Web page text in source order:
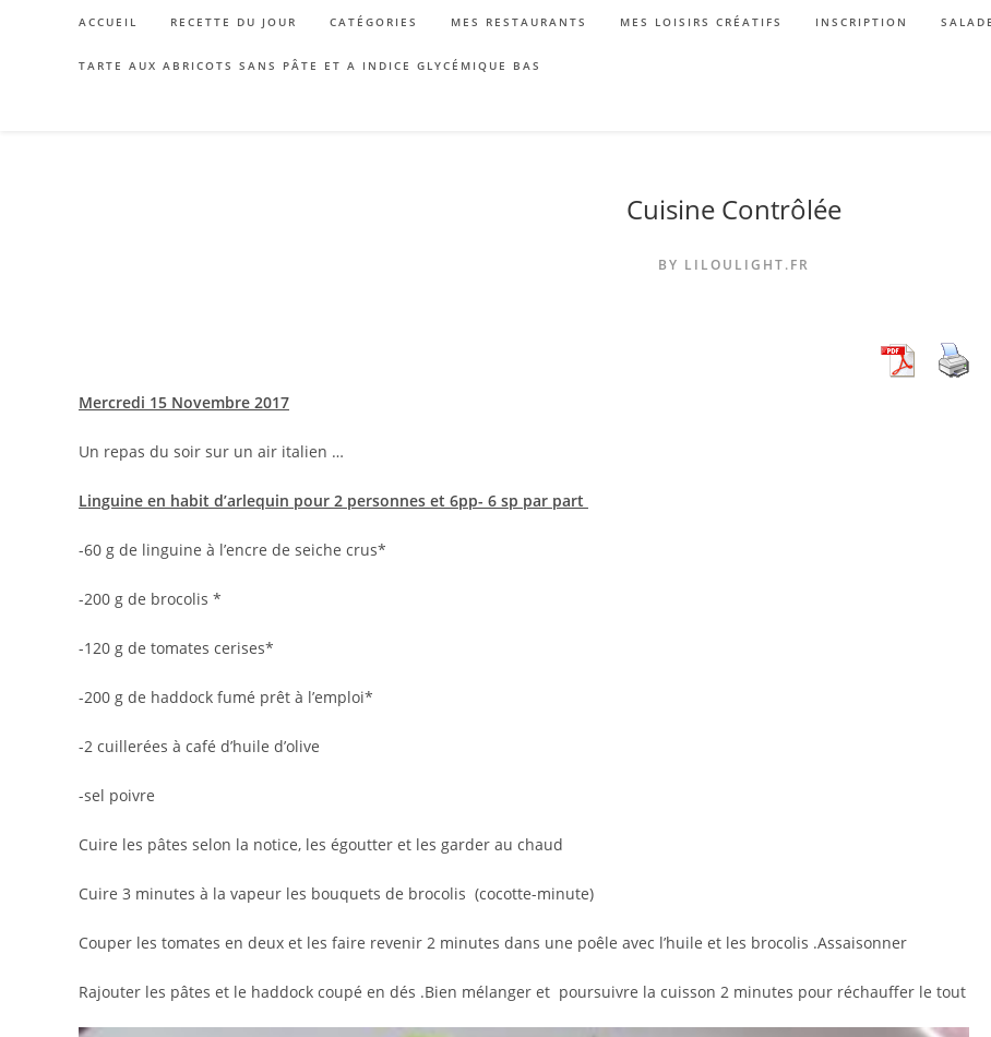
ACCUEIL RECETTE DU JOUR CATÉGORIES MES RESTAURANTS MES LOISIRS CRÉATIFS INSCRIPTION
TARTE AUX ABRICOTS SANS PÂTE ET A INDICE GLYCÉMIQUE BAS
Cuisine Contrôlée
BY LILOULIGHT.FR
Mercredi 15 Novembre 2017
Un repas du soir sur un air italien …
Linguine en habit d’arlequin pour 2 personnes et 6pp- 6 sp par part
-60 g de linguine à l’encre de seiche crus*
-200 g de brocolis *
-120 g de tomates cerises*
-200 g de haddock fumé prêt à l’emploi*
-2 cuillerées à café d’huile d’olive
-sel poivre
Cuire les pâtes selon la notice, les égoutter et les garder au chaud
Cuire 3 minutes à la vapeur les bouquets de brocolis (cocotte-minute)
Couper les tomates en deux et les faire revenir 2 minutes dans une poêle avec l’huile et les brocolis .Assaisonner
Rajouter les pâtes et le haddock coupé en dés .Bien mélanger et poursuivre la cuisson 2 minutes pour réchauffer le tout